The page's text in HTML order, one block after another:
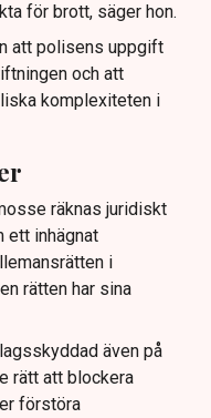
för brott, säger hon.
att polisens uppgift
och att
komplexiteten i
räknas juridiskt
ett inhägnat
i
rätten har sina
även på
rätt att blockera
förstöra